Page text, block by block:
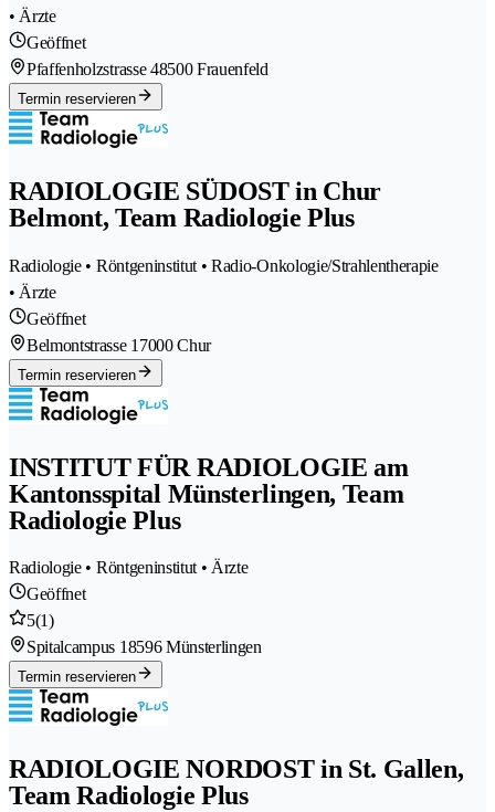
• Ärzte
Geöffnet
Pfaffenholzstrasse 48500 Frauenfeld
Termin reservieren
RADIOLOGIE SÜDOST in Chur
Belmont, Team Radiologie Plus
Radiologie • Röntgeninstitut • Radio-Onkologie/Strahlentherapie
• Ärzte
Geöffnet
Belmontstrasse 1 7000 Chur
Termin reservieren
INSTITUT FÜR RADIOLOGIE am
Kantonsspital Münsterlingen, Team
Radiologie Plus
Radiologie • Röntgeninstitut • Ärzte
Geöffnet
5(1)
Spitalcampus 18596 Münsterlingen
Termin reservieren
RADIOLOGIE NORDOST in St. Gallen,
Team Radiologie Plus